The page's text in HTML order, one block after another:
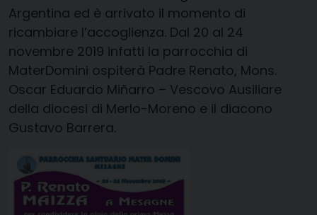
Argentina ed è arrivato il momento di
ricambiare l’accoglienza. Dal 20 al 24
novembre 2019 infatti la parrocchia di
MaterDomini ospiterà Padre Renato, Mons.
Oscar Eduardo Miñarro – Vescovo Ausiliare
della diocesi di Merlo-Moreno e il diacono
Gustavo Barrera.